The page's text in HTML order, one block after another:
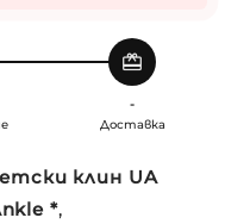
redeem
-
Доставка
клин UA
*,